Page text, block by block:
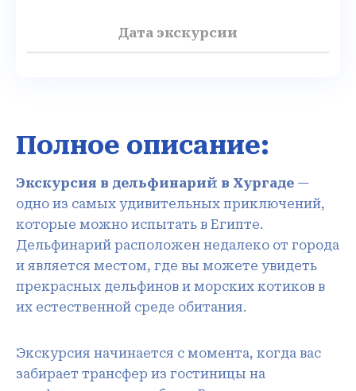
Полное описание:
Экскурсия в дельфинарий в Хургаде —
одно из самых удивительных приключений,
которые можно испытать в Египте.
Дельфинарий расположен недалеко от города
и является местом, где вы можете увидеть
прекрасных дельфинов и морских котиков в
их естественной среде обитания.
Экскурсия начинается с момента, когда вас
забирает трансфер из гостиницы на
Дата экскурсии